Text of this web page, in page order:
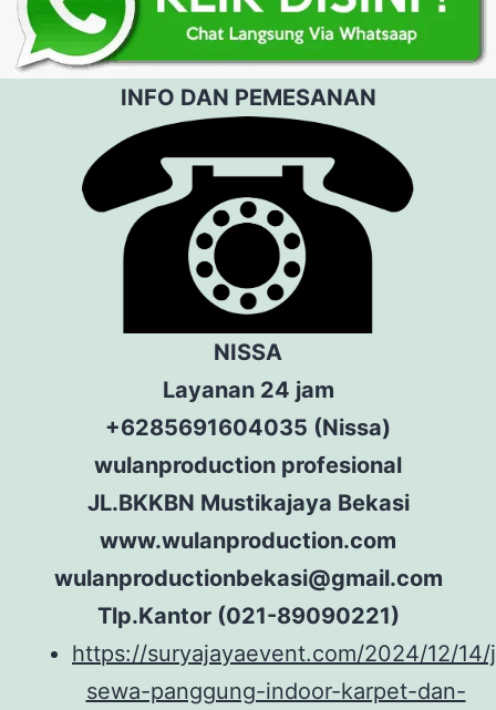
INFO DAN PEMESANAN
NISSA
Layanan 24 jam
+6285691604035 (Nissa)
wulanproduction profesional
JL.BKKBN Mustikajaya Bekasi
www.wulanproduction.com
wulanproductionbekasi@gmail.com
Tlp.Kantor (021-89090221)
https://suryajayaevent.com/2024/12/14/
sewa-panggung-indoor-karpet-dan-